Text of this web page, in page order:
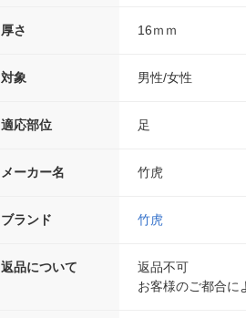
厚さ 16ｍｍ
対象 男性/女性
適応部位 足
メーカー名 竹虎
ブランド 竹虎
返品について
返品不可
お客様のご都合に